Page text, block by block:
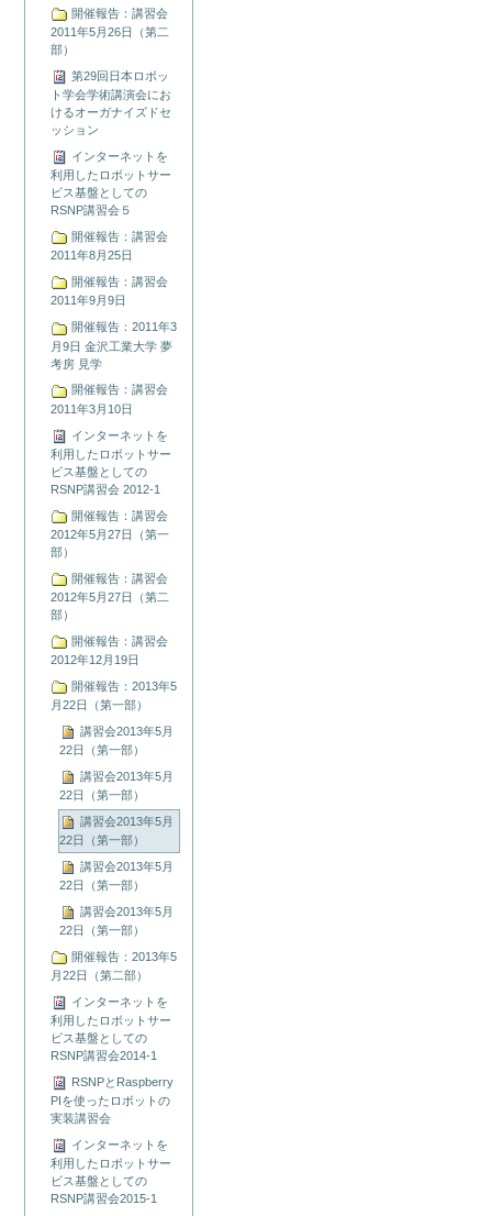
開催報告：講習会
2011年5月26日（第二
部）
第29回日本ロボッ
ト学会学術講演会にお
けるオーガナイズドセ
ッション
インターネットを
利用したロボットサー
ビス基盤としての
RSNP講習会５
開催報告：講習会
2011年8月25日
開催報告：講習会
2011年9月9日
開催報告：2011年3
月9日 金沢工業大学 夢
考房 見学
開催報告：講習会
2011年3月10日
インターネットを
利用したロボットサー
ビス基盤としての
RSNP講習会 2012-1
開催報告：講習会
2012年5月27日（第一
部）
開催報告：講習会
2012年5月27日（第二
部）
開催報告：講習会
2012年12月19日
開催報告：2013年5
月22日（第一部）
講習会2013年5月
22日（第一部）
講習会2013年5月
22日（第一部）
講習会2013年5月
22日（第一部）
講習会2013年5月
22日（第一部）
講習会2013年5月
22日（第一部）
開催報告：2013年5
月22日（第二部）
インターネットを
利用したロボットサー
ビス基盤としての
RSNP講習会2014-1
RSNPとRaspberry
PIを使ったロボットの
実装講習会
インターネットを
利用したロボットサー
ビス基盤としての
RSNP講習会2015-1